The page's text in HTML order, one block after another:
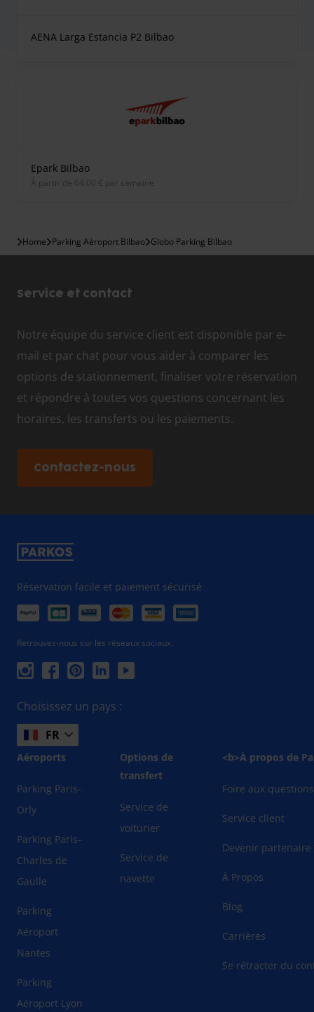
AENA Larga Estancia P2 Bilbao
Epark Bilbao
À partir de 64,00 € par semaine
Home Parking Aéroport Bilbao Globo Parking Bilbao
Service et contact
Notre équipe du service client est disponible par e-
mail et par chat pour vous aider à comparer les
options de stationnement, finaliser votre réservation
et répondre à toutes vos questions concernant les
horaires, les transferts ou les paiements.
Contactez-nous
Réservation facile et paiement sécurisé
Retrouvez-nous sur les réseaux sociaux.
Choisissez un pays :
FR
Aéroports
Parking Paris-
Orly
Parking Paris-
Charles de
Gaulle
Parking
Aéroport
Nantes
Parking
Aéroport Lyon
Options de
transfert
Service de
voiturier
Service de
navette
<b>À propos de
Foire aux questions
Service client
Devenir partenaire
À Propos
Blog
Carrières
Se rétracter du